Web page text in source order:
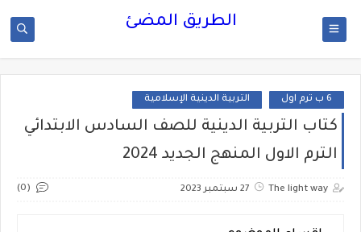
الطريق المضئ
6 ب ترم اول التربية الدينية الإسلامية
كتاب التربية الدينية للصف السادس الابتدائي
الترم الاول المنهج الجديد 2024
The light way 27 سبتمبر 2023 (0)